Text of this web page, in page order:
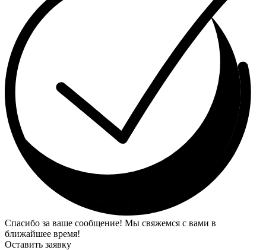
Спасибо за ваше сообщение! Мы свяжемся с вами в
ближайшее время!
Оставить заявку